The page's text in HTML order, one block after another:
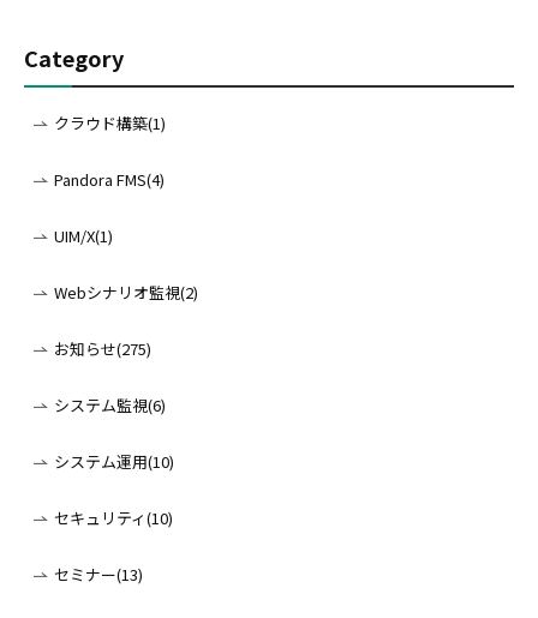
Category
クラウド構築(1)
Pandora FMS(4)
UIM/X(1)
Webシナリオ監視(2)
お知らせ(275)
システム監視(6)
システム運用(10)
セキュリティ(10)
セミナー(13)